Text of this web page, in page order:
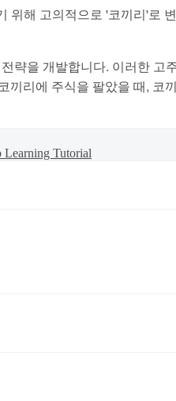
위해 고의적으로 '코끼리'로
략을 개발합니다. 이러한 고
리에 주식을 팔았을 때, 코
Learning Tutorial